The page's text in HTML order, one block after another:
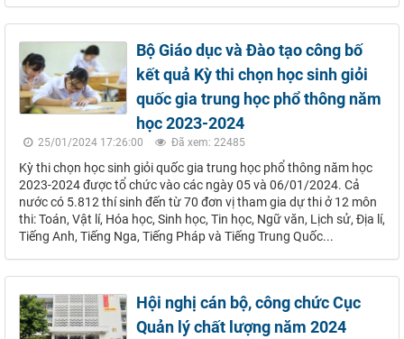
Bộ Giáo dục và Đào tạo công bố
kết quả Kỳ thi chọn học sinh giỏi
quốc gia trung học phổ thông năm
học 2023-2024
25/01/2024 17:26:00 Đã xem: 22485
Kỳ thi chọn học sinh giỏi quốc gia trung học phổ thông năm học
2023-2024 được tổ chức vào các ngày 05 và 06/01/2024. Cả
nước có 5.812 thí sinh đến từ 70 đơn vị tham gia dự thi ở 12 môn
thi: Toán, Vật lí, Hóa học, Sinh học, Tin học, Ngữ văn, Lịch sử, Địa lí,
Tiếng Anh, Tiếng Nga, Tiếng Pháp và Tiếng Trung Quốc...
Hội nghị cán bộ, công chức Cục
Quản lý chất lượng năm 2024